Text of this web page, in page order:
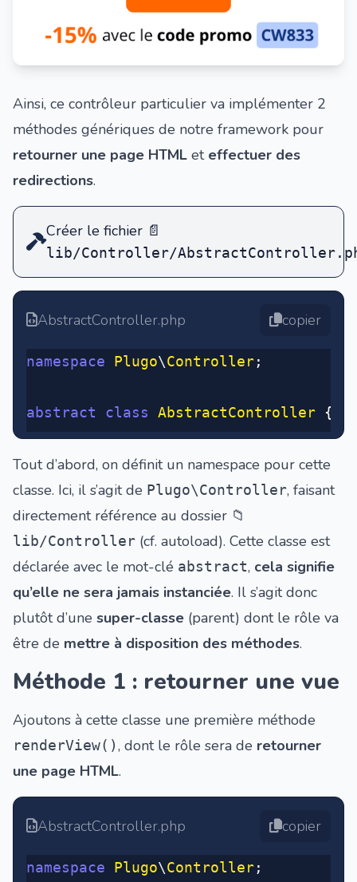
Ainsi, ce contrôleur particulier va implémenter 2
méthodes génériques de notre framework pour
retourner une page HTML et effectuer des
redirections.
Créer le fichier 📄
lib/Controller/
AbstractController.php copier
namespace Plugo\Controller;
abstract class AbstractController {}
Tout d’abord, on définit un namespace pour cette
classe. Ici, il s’agit de Plugo\Controller, faisant
directement référence au dossier 📁
lib/Controller (cf. autoload). Cette classe est
déclarée avec le mot-clé abstract, cela signifie
qu’elle ne sera jamais instanciée. Il s’agit donc
plutôt d’une super-classe (parent) dont le rôle va
être de mettre à disposition des méthodes.
Méthode 1 : retourner une vue
Ajoutons à cette classe une première méthode
renderView(), dont le rôle sera de retourner
une page HTML.
AbstractController.php copier
namespace Plugo\Controller;